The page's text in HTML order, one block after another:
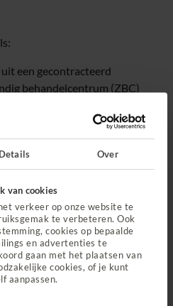
Details Over
van cookies
verkeer op onze website te
te verbeteren. Ook
cookies op bepaalde
en advertenties te
gaan met het plaatsen van
cookies, of je kunt
aanpassen.
een gecontracteerd
behandelcentrum (ZBC)
gevallen kan een huisarts je
met een contract gaat.
voor een MRI-
of zelfstandig
voor MRI-onderzoek.